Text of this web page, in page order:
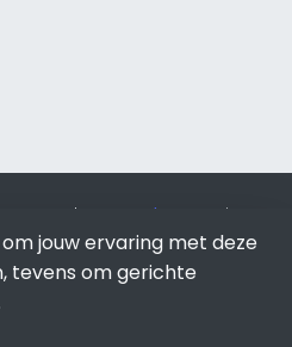
SEO door SEO-bureau
Lion
bewezen resultaten?SEO
.Roosendaalis onderdeel van
Internet.
jouw ervaring met deze
tevens om gerichte